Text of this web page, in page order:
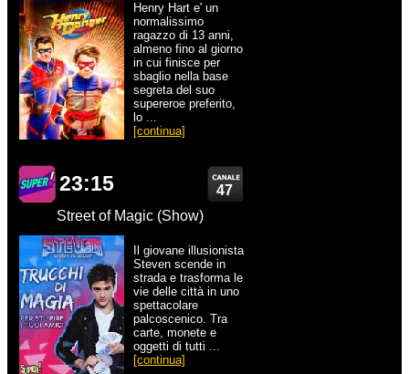
Henry Hart e' un
normalissimo
ragazzo di 13 anni,
almeno fino al giorno
in cui finisce per
sbaglio nella base
segreta del suo
supereroe preferito,
lo ...
[continua]
23:15
47
Street of Magic (Show)
Il giovane illusionista
Steven scende in
strada e trasforma le
vie delle città in uno
spettacolare
palcoscenico. Tra
carte, monete e
oggetti di tutti ...
[continua]